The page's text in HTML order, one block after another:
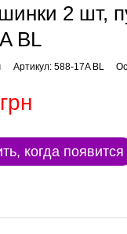
2 шт,
BL
Артикул: 588-17A BL
когда появится